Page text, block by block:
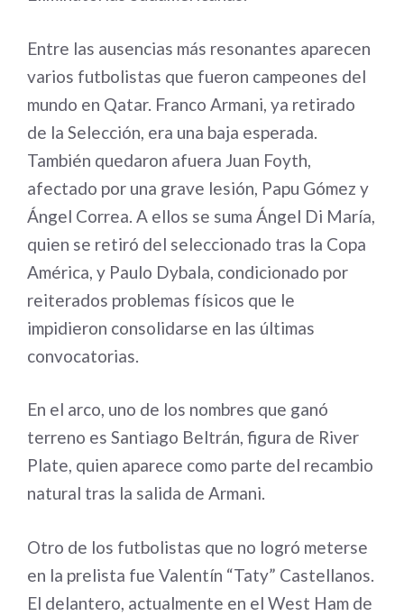
Entre las ausencias más resonantes aparecen
varios futbolistas que fueron campeones del
mundo en Qatar. Franco Armani, ya retirado
de la Selección, era una baja esperada.
También quedaron afuera Juan Foyth,
afectado por una grave lesión, Papu Gómez y
Ángel Correa. A ellos se suma Ángel Di María,
quien se retiró del seleccionado tras la Copa
América, y Paulo Dybala, condicionado por
reiterados problemas físicos que le
impidieron consolidarse en las últimas
convocatorias.
En el arco, uno de los nombres que ganó
terreno es Santiago Beltrán, figura de River
Plate, quien aparece como parte del recambio
natural tras la salida de Armani.
Otro de los futbolistas que no logró meterse
en la prelista fue Valentín “Taty” Castellanos.
El delantero, actualmente en el West Ham de